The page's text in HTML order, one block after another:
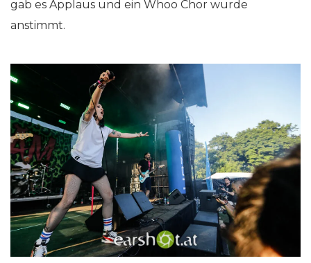
gab es Applaus und ein Whoo Chor wurde
anstimmt.